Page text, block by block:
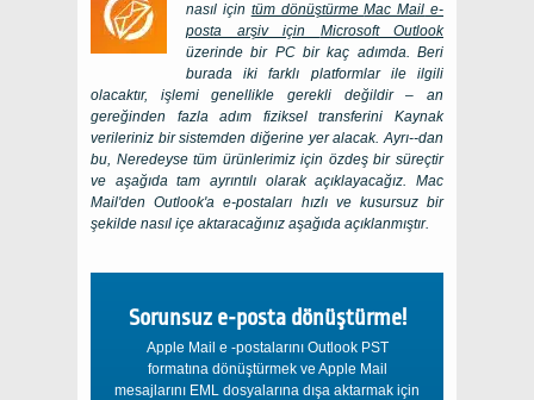
nasıl için tüm dönüştürmeMac Mail e-
posta arşiv için Microsoft Outlook
üzerinde bir PCbir kaç adımda. Beri
burada iki farklı platformlar ile ilgili
olacaktır, işlemi genellikle gerekli değildir – an
gereğinden fazla adım fiziksel transferini Kaynak
verileriniz bir sistemden diğerine yer alacak. Ayrı--dan
bu, Neredeyse tüm ürünlerimiz için özdeş bir süreçtir
ve aşağıda tam ayrıntılı olarak açıklayacağız. Mac
Mail'den Outlook'a e-postaları hızlı ve kusursuz bir
şekilde nasıl içe aktaracağınız aşağıda açıklanmıştır.
Sorunsuz e-posta dönüştürme!
Apple Mail e -postalarını Outlook PST
formatına dönüştürmek ve Apple Mail
mesajlarını EML dosyalarına dışa aktarmak için